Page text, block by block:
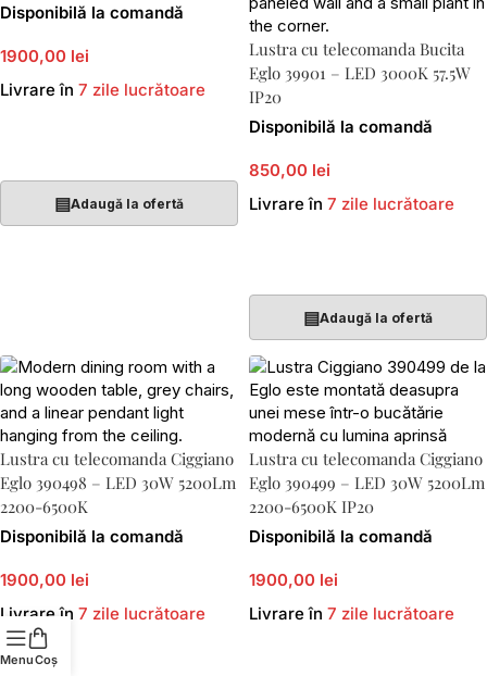
Disponibilă la comandă
1900,00 lei
Livrare în 7 zile lucrătoare
▤Adaugă la ofertă
Lustra cu telecomanda Bucita
Eglo 39901 – LED 3000K 57.5W
IP20
Disponibilă la comandă
850,00 lei
Livrare în 7 zile lucrătoare
▤Adaugă la ofertă
Lustra cu telecomanda Ciggiano
Eglo 390498 – LED 30W 5200Lm
2200-6500K
Disponibilă la comandă
1900,00 lei
Livrare în 7 zile lucrătoare
Lustra cu telecomanda Ciggiano
Eglo 390499 – LED 30W 5200Lm
2200-6500K IP20
Disponibilă la comandă
1900,00 lei
Livrare în 7 zile lucrătoare
MenuCoș